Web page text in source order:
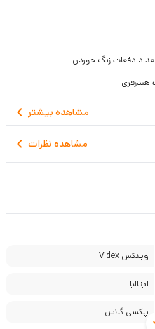
دفعات زنگ خوردن
هندزفری
مشاهده بیشتر
مشاهده نظرات
ویدکس Videx
ایتالیا
پلکسی گلاس